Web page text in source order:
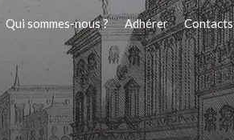
Qui sommes-nous ? Adhérer Contacts